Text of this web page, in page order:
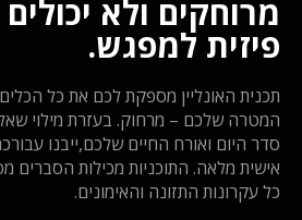
מרוחקים ולא
פיזית למפגש.
תכנית האונליין מספקת לכם את כל
המטרה שלכם – מרחוק. בעזרת מילוי
סדר היום ואורח החיים שלכם,ייבנו
אישית מלאה. התוכניות מכילות הסברים
כל עקרונות התזונה והאימונים.